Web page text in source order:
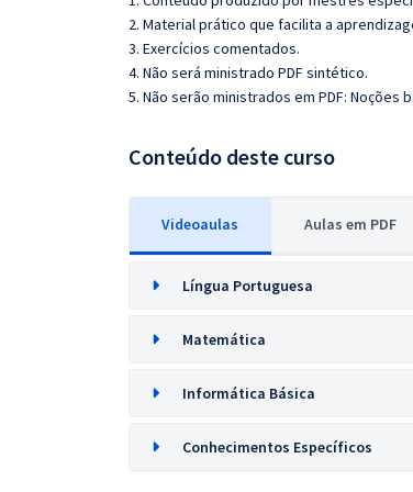
2. Material prático que facilita a
3. Exercícios comentados.
4. Não será ministrado PDF sintético.
5. Não serão ministrados em PDF: Noções
Conteúdo deste curso
Videoaulas Aulas em PDF
Língua Portuguesa
Matemática
Informática Básica
Conhecimentos Específicos